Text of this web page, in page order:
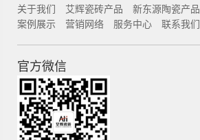
关于我们 艾辉瓷砖产品 新东源陶瓷产品
案例展示
营销网络 服务中心 联系我们
官方微信